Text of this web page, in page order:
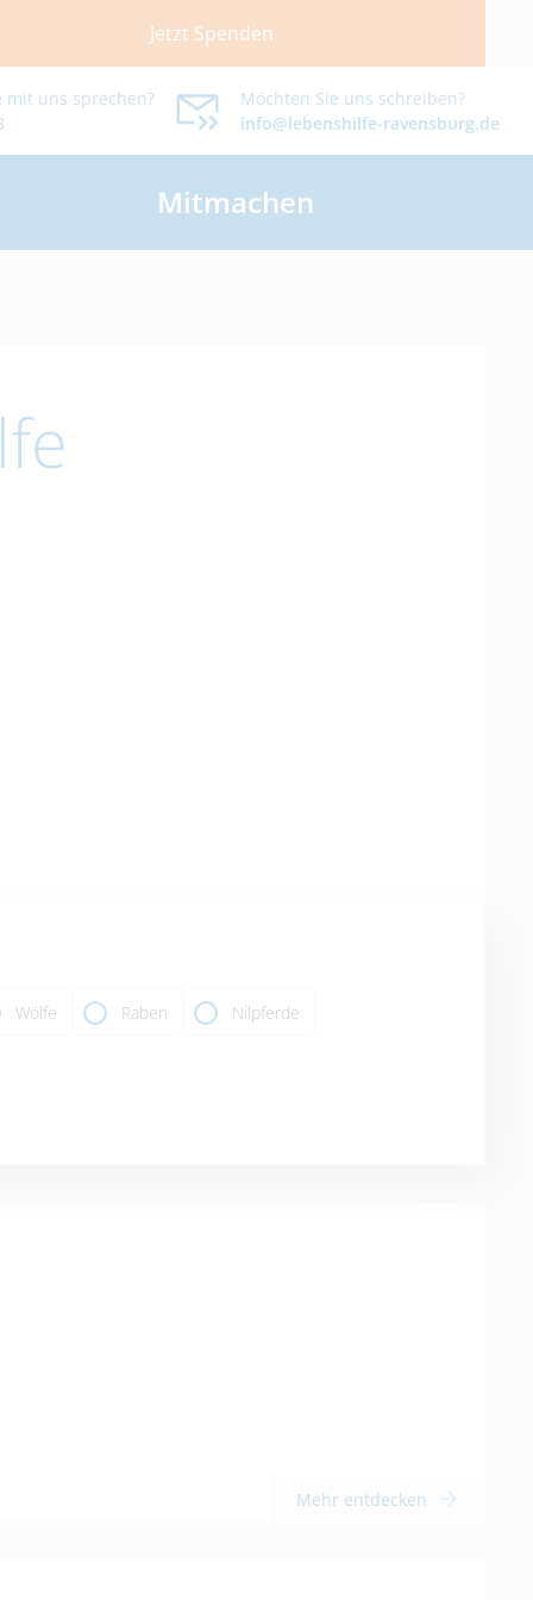
Jetzt Spenden
mit uns sprechen?
Möchten Sie uns schreiben?
info@lebenshilfe-ravensburg.de
Mitmachen
Wölfe Raben Nilpferde
Mehr entdecken